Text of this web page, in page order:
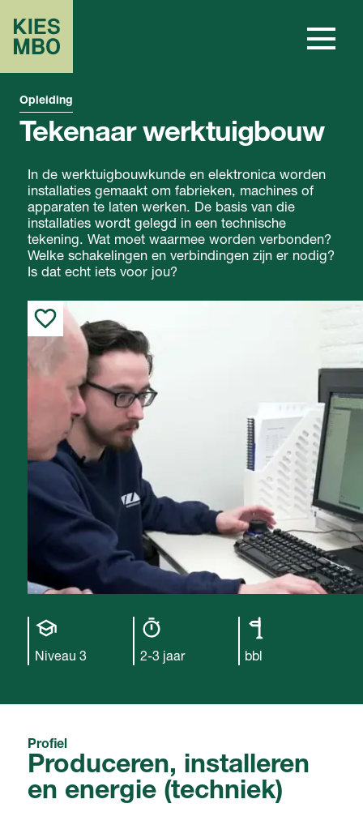
Opleiding
Tekenaar werktuigbouw
In de werktuigbouwkunde en elektronica worden
installaties gemaakt om fabrieken, machines of
apparaten te laten werken. De basis van die
installaties wordt gelegd in een technische
tekening. Wat moet waarmee worden verbonden?
Welke schakelingen en verbindingen zijn er nodig?
Is dat echt iets voor jou?
Opleiding
niveau
Niveau 3
2-3 jaar
bbl
Profiel
Produceren, installeren
en energie (techniek)